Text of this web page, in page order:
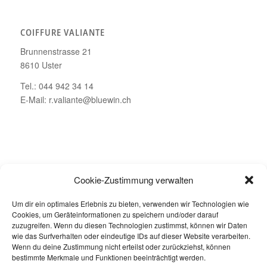
Cookie-Zustimmung verwalten
Um dir ein optimales Erlebnis zu bieten, verwenden wir Technologien wie
Cookies, um Geräteinformationen zu speichern und/oder darauf
zuzugreifen. Wenn du diesen Technologien zustimmst, können wir Daten
wie das Surfverhalten oder eindeutige IDs auf dieser Website verarbeiten.
Wenn du deine Zustimmung nicht erteilst oder zurückziehst, können
bestimmte Merkmale und Funktionen beeinträchtigt werden.
COIFFURE VALIANTE
Brunnenstrasse 21
8610 Uster
Tel.: 044 942 34 14
E-Mail: r.valiante@bluewin.ch
Dienstag bis Freitag: 08.00 – 19.00 Uhr
Samstag: 08.00 – 16.00 Uhr